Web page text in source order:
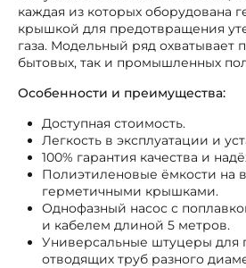
каждая из которых оборудована
крышкой для предотвращения
газа. Модельный ряд охватывает
бытовых, так и промышленных
Особенности и преимущества:
Доступная стоимость.
Легкость в эксплуатации и
100% гарантия качества и
Полиэтиленовые ёмкости на
герметичными крышками.
Однофазный насос с
и кабелем длиной 5 метров.
Универсальные штуцеры для
отводящих труб разного